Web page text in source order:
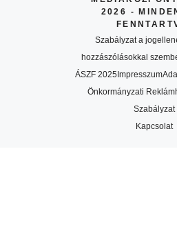
2026 -
Szabályzat a
hozzászólásokkal
ÁSZF 2025Impresszum
Önkormányzati
Szabályzat
Kapcsolat